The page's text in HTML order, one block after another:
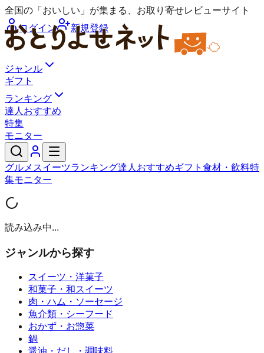
全国の「おいしい」が集まる、お取り寄せレビューサイト
ログイン
新規登録
ジャンル
ギフト
ランキング
達人おすすめ
特集
モニター
グルメ スイーツランキング達人おすすめギフト 食材・飲料特
集モニター
読み込み中...
ジャンルから探す
スイーツ・洋菓子
和菓子・和スイーツ
肉・ハム・ソーセージ
魚介類・シーフード
おかず・お惣菜
鍋